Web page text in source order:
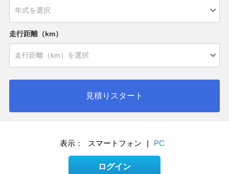
走行距離（km）
見積りスタート
表示： スマートフォン | PC
ログイン